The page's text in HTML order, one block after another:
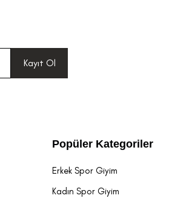
Kayıt Ol
Popüler Kategoriler
Erkek Spor Giyim
Kadın Spor Giyim